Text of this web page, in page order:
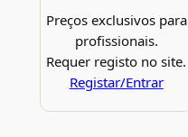
Preços exclusivos para
profissionais.
Requer registo no site.
Registar/Entrar